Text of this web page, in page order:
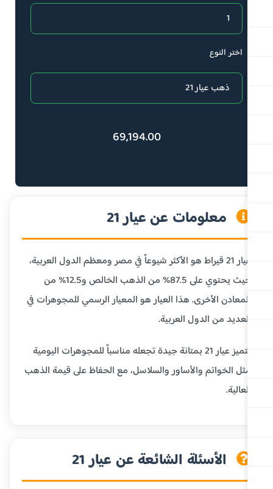
اختر النوع
69,194.00
معلومات عن عيار 21
عيار 21 قيراط هو الأكثر شيوعاً في مصر ومعظم الدول العربية،
حيث يحتوي على 87.5% من الذهب الخالص و12.5% من
الأخرى. هذا العيار هو المعيار الرسمي للمجوهرات في
من الدول العربية.
يتميز عيار 21 بمتانة جيدة تجعله مناسباً للمجوهرات اليومية
الخواتم والأساور والسلاسل، مع الحفاظ على قيمة الذهب
الأسئلة الشائعة عن عيار 21